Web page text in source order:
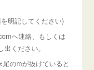
明記してください)
へ連絡、もしくは
ください。
のmが抜けていると